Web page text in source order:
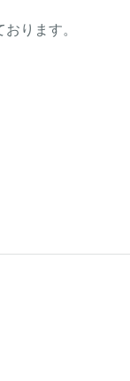
ります。